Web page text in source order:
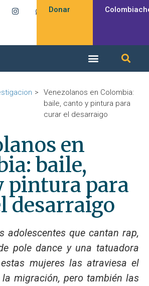
Donar
Venezolanos en Colombia:
baile, canto y pintura para
curar el desarraigo
en
baile,
pintura para
desarraigo
adolescentes que cantan rap,
pole dance y una tatuadora
mujeres las atraviesa el
migración, pero también las